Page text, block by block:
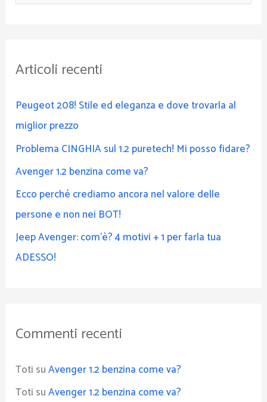
e
a
Articoli recenti
Peugeot 208! Stile ed eleganza e dove trovarla al
miglior prezzo
Problema CINGHIA sul 1.2 puretech! Mi posso fidare?
Avenger 1.2 benzina come va?
Ecco perché crediamo ancora nel valore delle
persone e non nei BOT!
Jeep Avenger: com’è? 4 motivi + 1 per farla tua
ADESSO!
Commenti recenti
Toti suAvenger 1.2 benzina come va?
Toti suAvenger 1.2 benzina come va?